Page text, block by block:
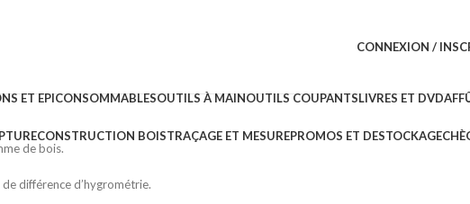
CONNEXION /
ET EPICONSOMMABLESOUTILS À MAINOUTILS COUPANTSLIVRES ET DVD
CONSTRUCTION BOISTRAÇAGE ET MESUREPROMOS ET DESTOCKAGE
de bois.
différence d’hygrométrie.